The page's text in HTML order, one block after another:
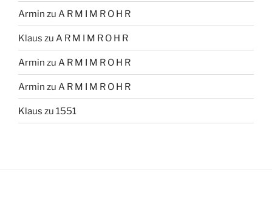
Armin zu A R M I M R O H R
Klaus zu A R M I M R O H R
Armin zu A R M I M R O H R
Armin zu A R M I M R O H R
Klaus zu 1551